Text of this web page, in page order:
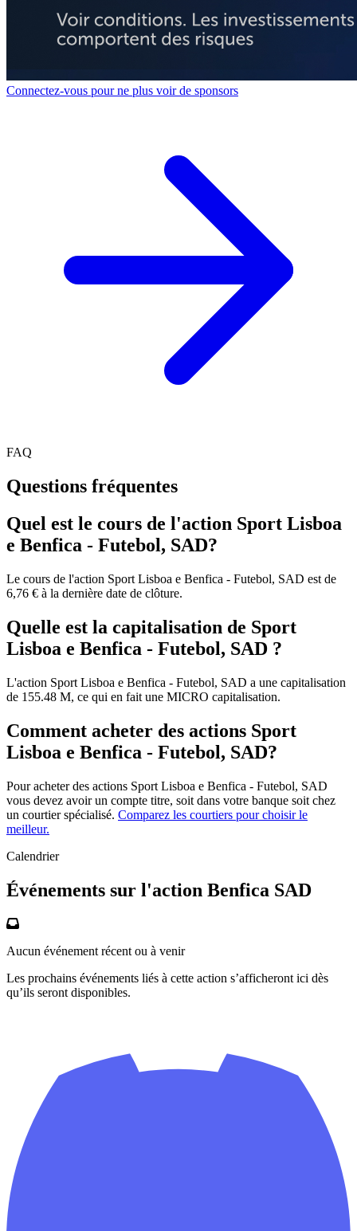
Connectez-vous pour ne plus voir de sponsors
FAQ
Questions fréquentes
Quel est le cours de l'action Sport Lisboa
e Benfica - Futebol, SAD?
Le cours de l'action Sport Lisboa e Benfica - Futebol, SAD est de
6,76 € à la dernière date de clôture.
Quelle est la capitalisation de Sport
Lisboa e Benfica - Futebol, SAD ?
L'action Sport Lisboa e Benfica - Futebol, SAD a une capitalisation
de 155.48 M, ce qui en fait une MICRO capitalisation.
Comment acheter des actions Sport
Lisboa e Benfica - Futebol, SAD?
Pour acheter des actions Sport Lisboa e Benfica - Futebol, SAD
vous devez avoir un compte titre, soit dans votre banque soit chez
un courtier spécialisé. Comparez les courtiers pour choisir le
meilleur.
Calendrier
Événements sur l'action Benfica SAD
Aucun événement récent ou à venir
Les prochains événements liés à cette action s’afficheront ici dès
qu’ils seront disponibles.